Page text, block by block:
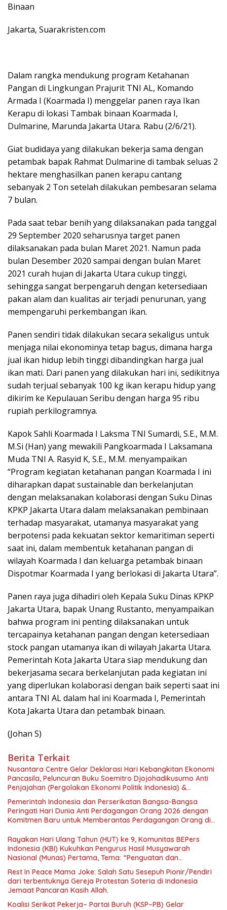
Binaan
Jakarta, Suarakristen.com
Dalam rangka mendukung program Ketahanan
Pangan di Lingkungan Prajurit TNI AL, Komando
Armada I (Koarmada I) menggelar panen raya Ikan
Kerapu di lokasi Tambak binaan Koarmada I,
Dulmarine, Marunda Jakarta Utara. Rabu (2/6/21).
Giat budidaya yang dilakukan bekerja sama dengan
petambak bapak Rahmat Dulmarine di tambak seluas 2
hektare menghasilkan panen kerapu cantang
sebanyak 2 Ton setelah dilakukan pembesaran selama
7 bulan.
Pada saat tebar benih yang dilaksanakan pada tanggal
29 September 2020 seharusnya target panen
dilaksanakan pada bulan Maret 2021. Namun pada
bulan Desember 2020 sampai dengan bulan Maret
2021 curah hujan di Jakarta Utara cukup tinggi,
sehingga sangat berpengaruh dengan ketersediaan
pakan alam dan kualitas air terjadi penurunan, yang
mempengaruhi perkembangan ikan.
Panen sendiri tidak dilakukan secara sekaligus untuk
menjaga nilai ekonominya tetap bagus, dimana harga
jual ikan hidup lebih tinggi dibandingkan harga jual
ikan mati. Dari panen yang dilakukan hari ini, sedikitnya
sudah terjual sebanyak 100 kg ikan kerapu hidup yang
dikirim ke Kepulauan Seribu dengan harga 95 ribu
rupiah perkilogramnya.
Kapok Sahli Koarmada I Laksma TNI Sumardi, S.E., M.M.
M.Si (Han) yang mewakili Pangkoarmada I Laksamana
Muda TNI A. Rasyid K, S.E., M.M. menyampaikan
“Program kegiatan ketahanan pangan Koarmada I ini
diharapkan dapat sustainable dan berkelanjutan
dengan melaksanakan kolaborasi dengan Suku Dinas
KPKP Jakarta Utara dalam melaksanakan pembinaan
terhadap masyarakat, utamanya masyarakat yang
berpotensi pada kekuatan sektor kemaritiman seperti
saat ini, dalam membentuk ketahanan pangan di
wilayah Koarmada I dan keluarga petambak binaan
Dispotmar Koarmada I yang berlokasi di Jakarta Utara”.
Panen raya juga dihadiri oleh Kepala Suku Dinas KPKP
Jakarta Utara, bapak Unang Rustanto, menyampaikan
bahwa program ini penting dilaksanakan untuk
tercapainya ketahanan pangan dengan ketersediaan
stock pangan utamanya ikan di wilayah Jakarta Utara.
Pemerintah Kota Jakarta Utara siap mendukung dan
bekerjasama secara berkelanjutan pada kegiatan ini
yang diperlukan kolaborasi dengan baik seperti saat ini
antara TNI AL dalam hal ini Koarmada I, Pemerintah
Kota Jakarta Utara dan petambak binaan.
(Johan S)
Berita Terkait
Nusantara Centre Gelar Deklarasi Hari Kebangkitan Ekonomi
Pancasila, Peluncuran Buku Soemitro Djojohadikusumo Anti
Penjajahan (Pergolakan Ekonomi Politik Indonesia) &
Nasional dan Kesejahteraan Sosial dalam Menata Bangsa
Menuju Indonesia Emas 2045”,
Pemerintah Indonesia dan Perserikatan Bangsa-Bangsa
Peringati Hari Dunia Anti Perdagangan Orang 2026 dengan
Komitmen Baru untuk Memberantas Perdagangan Orang di
Rayakan Hari Ulang Tahun (HUT) ke 9, Komunitas BEPers
Indonesia (KBI) Kukuhkan Pengurus Hasil Musyawarah
Nasional (Munas) Pertama, Tema: “Penguatan dan
Pengembangan Organisasi KBI yang Berbasis Riset di seluruh
Indonesia dan Mancanegara”.
Rest In Peace Mama Joke: Salah Satu Sesepuh Pionir/Pendiri
dari terbentuknya Gereja Protestan Soteria di Indonesia
Jemaat Pancaran Kasih Allah.
Koalisi Serikat Pekerja– Partai Buruh (KSP–PB) Gelar